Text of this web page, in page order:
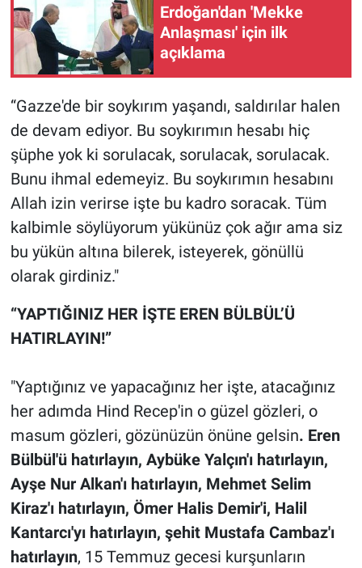
Erdoğan'dan 'Mekke
Anlaşması' için ilk
açıklama
“Gazze'de bir soykırım yaşandı, saldırılar halen
de devam ediyor. Bu soykırımın hesabı hiç
şüphe yok ki sorulacak, sorulacak, sorulacak.
Bunu ihmal edemeyiz. Bu soykırımın hesabını
Allah izin verirse işte bu kadro soracak. Tüm
kalbimle söylüyorum yükünüz çok ağır ama siz
bu yükün altına bilerek, isteyerek, gönüllü
olarak girdiniz."
“YAPTIĞINIZ HER İŞTE EREN BÜLBÜL’Ü
HATIRLAYIN!”
"Yaptığınız ve yapacağınız her işte, atacağınız
her adımda Hind Recep'in o güzel gözleri, o
masum gözleri, gözünüzün önüne gelsin. Eren
Bülbül'ü hatırlayın, Aybüke Yalçın'ı hatırlayın,
Ayşe Nur Alkan'ı hatırlayın, Mehmet Selim
Kiraz'ı hatırlayın, Ömer Halis Demir'i, Halil
Kantarcı'yı hatırlayın, şehit Mustafa Cambaz'ı
hatırlayın, 15 Temmuz gecesi kurşunların